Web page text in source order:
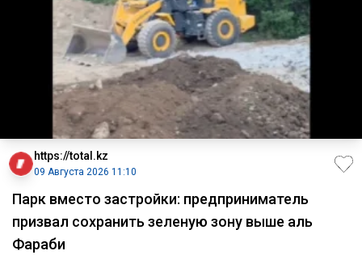
https://total.kz
09 Августа 2026 11:10
Парк вместо застройки: предприниматель
призвал сохранить зеленую зону выше аль
Фараби